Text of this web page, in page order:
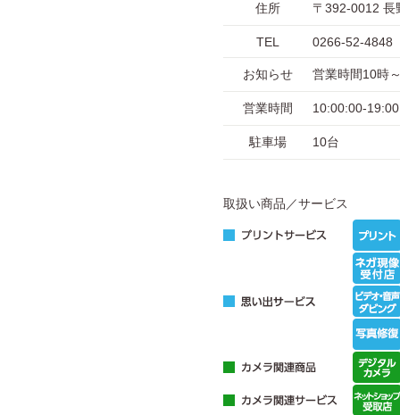
住所 〒392-0012 長
TEL 0266-52-4848
お知らせ 営業時間10時
営業時間 10:00:00-
駐車場 10台
取扱い商品／サービス